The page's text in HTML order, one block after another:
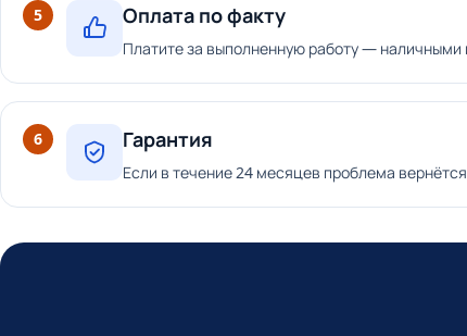
5 Оплата по факту
Платите за выполненную работу — наличными
6 Гарантия
Если в течение 24 месяцев проблема